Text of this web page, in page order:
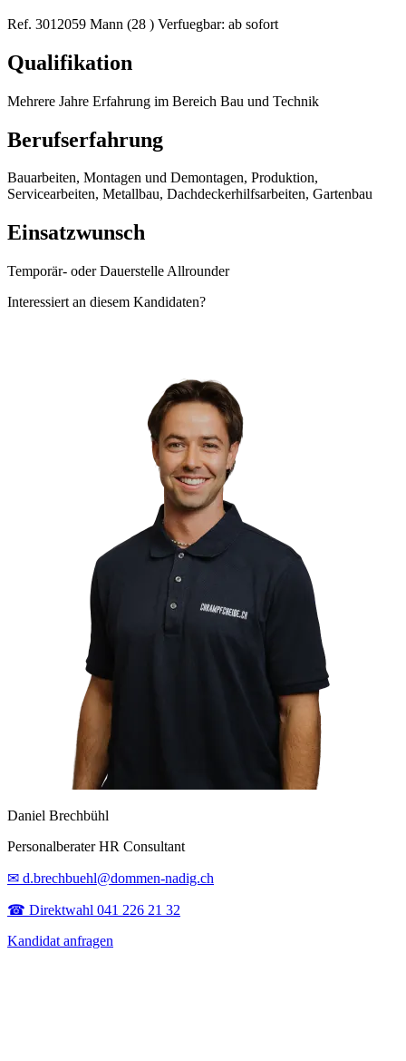
Ref. 3012059 Mann (28 ) Verfuegbar: ab sofort
Qualifikation
Mehrere Jahre Erfahrung im Bereich Bau und Technik
Berufserfahrung
Bauarbeiten, Montagen und Demontagen, Produktion,
Servicearbeiten, Metallbau, Dachdeckerhilfsarbeiten, Gartenbau
Einsatzwunsch
Temporär- oder Dauerstelle Allrounder
Interessiert an diesem Kandidaten?
Daniel Brechbühl
Personalberater HR Consultant
✉ d.brechbuehl@dommen-nadig.ch
☎ Direktwahl 041 226 21 32
Kandidat anfragen